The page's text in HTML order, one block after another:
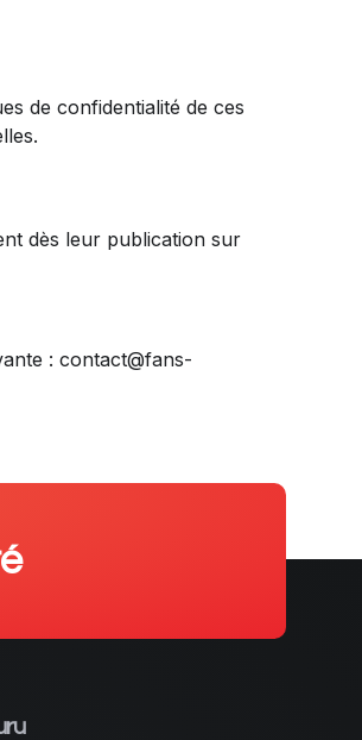
de confidentialité de ces
dès leur publication sur
: contact@fans-